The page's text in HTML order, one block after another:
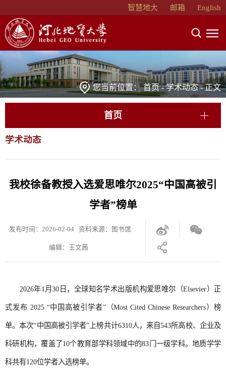
智慧地大 邮箱 English
您当前位置：首页-学术动态- 正文
首页
学术动态
我校徐备教授入选爱思唯尔2025“中国高被引
学者”榜单
发布时间：2026-02-04 资料来源：图书馆
编辑：王文茜
2026年1月30日，全球知名学术出版机构爱思唯尔（Elsevier）正
式发布 2025 “中国高被引学者”（Most Cited Chinese Researchers）榜
单。本次“中国高被引学者”上榜共计6310人，来自543所高校、企业及
科研机构，覆盖了10个教育部学科领域中的83门一级学科。地质学学
科共有120位学者入选榜单。